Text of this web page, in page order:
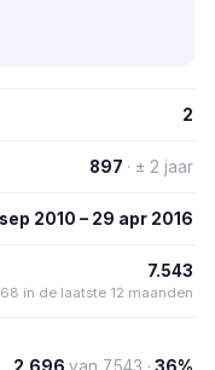
2
897 · ± 2 jaar
2010 – 29 apr 2016
7.543
in de laatste 12 maanden
2.696 van 7.543 · 36%